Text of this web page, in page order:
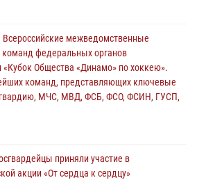
на службу в подразделениях
межведомственные
команд федеральных органов
«Кубок Общества «Динамо» по хоккею».
команд, представляющих ключевые
МЧС, МВД, ФСБ, ФСО, ФСИН, ГУСП,
приняли участие в
акции «От сердца к сердцу»